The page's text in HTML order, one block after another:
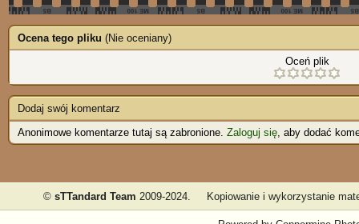
Ocena tego pliku (Nie oceniany)
Oceń plik
Dodaj swój komentarz
Anonimowe komentarze tutaj są zabronione. Zaloguj się, aby dodać
© sTTandard Team 2009-2024. Kopiowanie i wykorzystanie